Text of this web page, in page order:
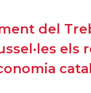
del
els